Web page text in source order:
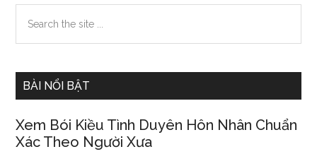
Primary
Sidebar
the
BÀI NỔI BẬT
Xem Bói Kiều Tình Duyên Hôn Nhân Chuẩn
Xác Theo Người Xưa